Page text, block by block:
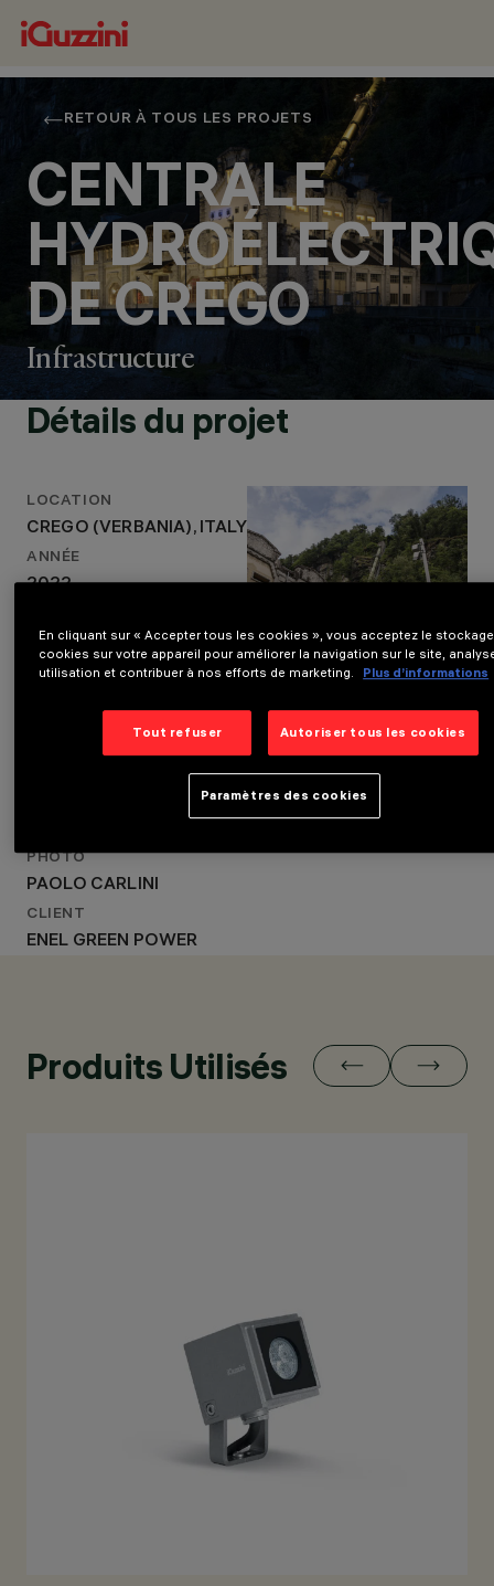
RETOUR À TOUS LES PROJETS
CENTRALE
DE CREGO
Infrastructure
CREGO (VERBANIA),
ITALY
CONCEPTION
ARCHITECTURALE
PIERO PORTALUPPI
CONCEPTION
LIGHTING E-CITY
_CARLOS DODERO
Détails du projet
LOCATION
CREGO (VERBANIA), ITALY
ANNÉE
2022
ARCHITECTURALE
PIERO PORTALUPPI
PHOTO
PAOLO CARLINI
CLIENT
ENEL GREEN POWER
Produits Utilisés
En cliquant sur « Accepter tous les cookies », vous acceptez le
cookies sur votre appareil pour améliorer la navigation sur le site,
utilisation et contribuer à nos efforts de marketing.
Plus d’informations
Tout refuser Autoriser tous les cookies
Paramètres des cookies